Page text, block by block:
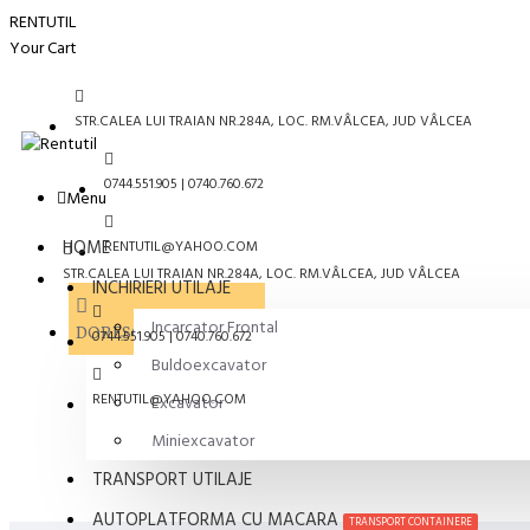
RENTUTIL
Your Cart
STR.CALEA LUI TRAIAN NR.284A, LOC. RM.VÂLCEA, JUD VÂLCEA
0744.551.905 | 0740.760.672
RENTUTIL@YAHOO.COM
DORESC SA FIU SUNAT
Menu
HOME
INCHIRIERI UTILAJE
Incarcator Frontal
Buldoexcavator
Excavator
Miniexcavator
TRANSPORT UTILAJE
AUTOPLATFORMA CU MACARA
TRANSPORT CONTAINERE
STR.CALEA LUI TRAIAN NR.284A, LOC. RM.VÂLCEA, JUD VÂLCEA
0744.551.905 | 0740.760.672
RENTUTIL@YAHOO.COM